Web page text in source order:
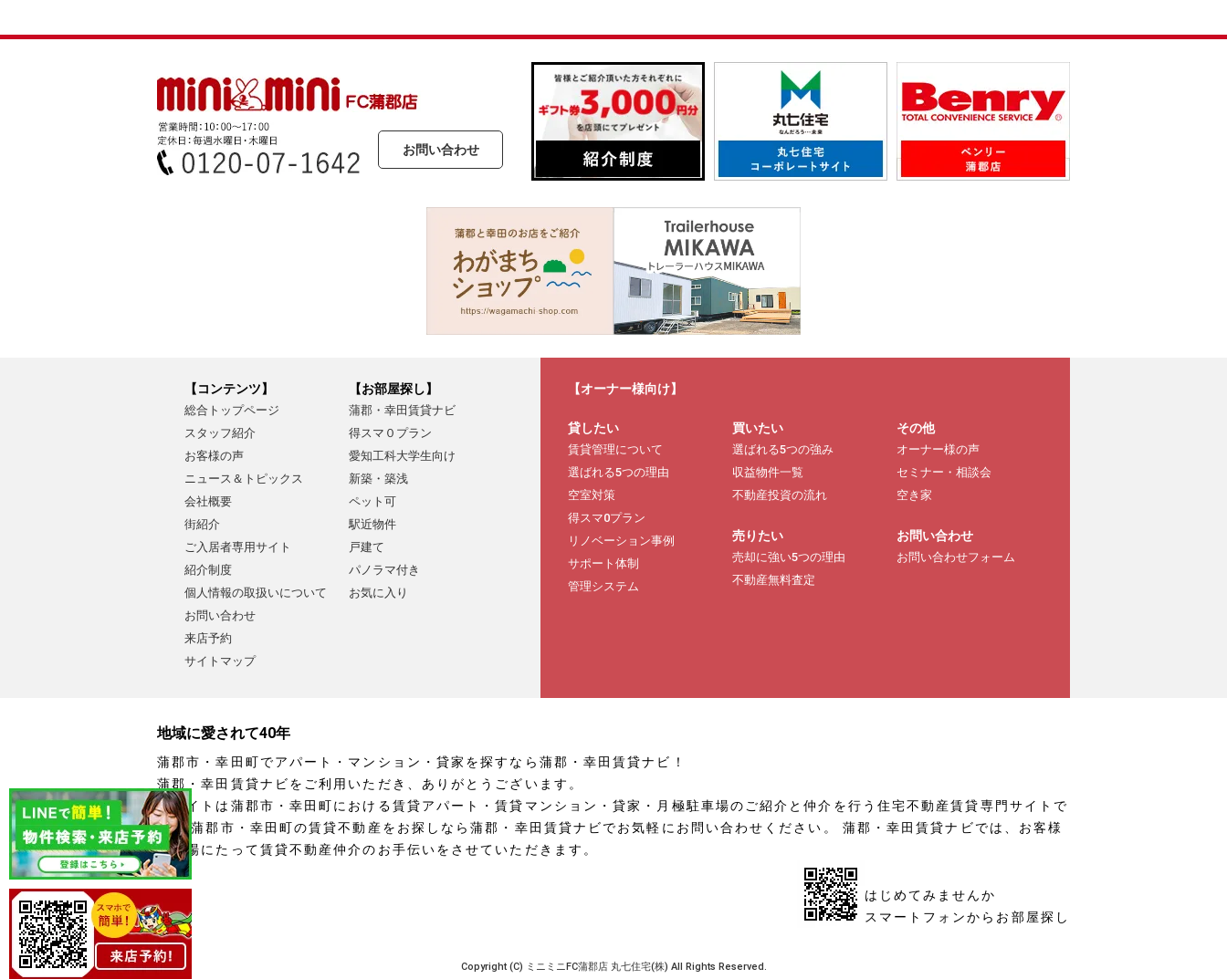
お問い合わせ
【コンテンツ】
総合トップページ
スタッフ紹介
お客様の声
ニュース＆トピックス
会社概要
街紹介
ご入居者専用サイト
紹介制度
個人情報の取扱いについて
お問い合わせ
来店予約
サイトマップ
【お部屋探し】
蒲郡・幸田賃貸ナビ
得スマ０プラン
愛知工科大学生向け
新築・築浅
ペット可
駅近物件
戸建て
パノラマ付き
お気に入り
【オーナー様向け】
貸したい
賃貸管理について
選ばれる5つの理由
空室対策
得スマ0プラン
リノベーション事例
サポート体制
管理システム
買いたい
選ばれる5つの強み
収益物件一覧
不動産投資の流れ
売りたい
売却に強い5つの理由
不動産無料査定
その他
オーナー様の声
セミナー・相談会
空き家
お問い合わせ
お問い合わせフォーム
地域に愛されて40年
蒲郡市・幸田町でアパート・マンション・貸家を探すなら蒲郡・幸田賃貸ナビ！
蒲郡・幸田賃貸ナビをご利用いただき、ありがとうございます。
当サイトは蒲郡市・幸田町における賃貸アパート・賃貸マンション・貸家・月極駐車場のご紹介と仲介を行う住宅不動産賃貸専門サイトで
す。 蒲郡市・幸田町の賃貸不動産をお探しなら蒲郡・幸田賃貸ナビでお気軽にお問い合わせください。 蒲郡・幸田賃貸ナビでは、お客様
の立場にたって賃貸不動産仲介のお手伝いをさせていただきます。
はじめてみませんか
スマートフォンからお部屋探し
Copyright (C) ミニミニFC蒲郡店 丸七住宅(株) All Rights Reserved.